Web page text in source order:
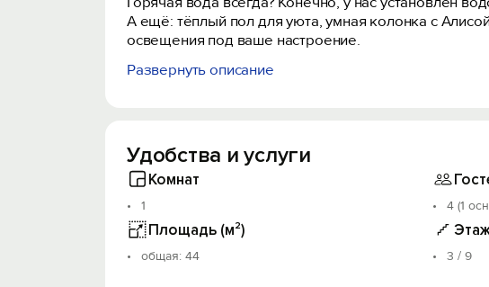
А ещё: тёплый пол для уюта, умная колонка с
освещения под ваше настроение.
Интернет до 200 Мбит/сек - работаете или
Парковка на закрытой территории.
Большая кровать 160×200 с ортопедическим
Диван 130×200 для дополнительных гостей.
Свежайшее постельное бельё, идеальная чистота и
Кухня как дома:
- Варочная поверхность, духовка, холодильник.
Развернуть описание
Удобства и услуги
Комнат
1 4 (1
Площадь (м²)
oбщая: 44 3 / 9